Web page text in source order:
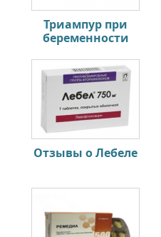
Триампур при
беременности
Отзывы о Лебеле